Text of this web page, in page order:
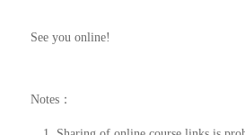
See you online!
Notes：